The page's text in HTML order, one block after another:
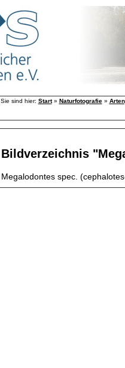
Sie sind hier: Start» Naturfotografie»
Bildverzeichnis
Megalodontes spec.